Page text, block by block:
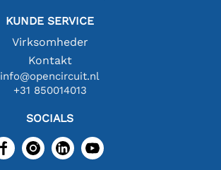
KUNDE SERVICE
Virksomheder
Kontakt
info@opencircuit.nl
+31 850014013
SOCIALS